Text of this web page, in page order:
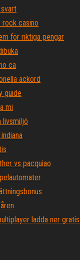
rock casino
för riktiga pengar
ca
ackord
guide
mi
livsmiljö
vs pacquiao
ladda ner